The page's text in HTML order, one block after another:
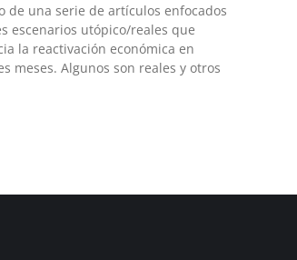
de una serie de artículos enfocados
escenarios utópico/reales que
la reactivación económica en
meses. Algunos son reales y otros